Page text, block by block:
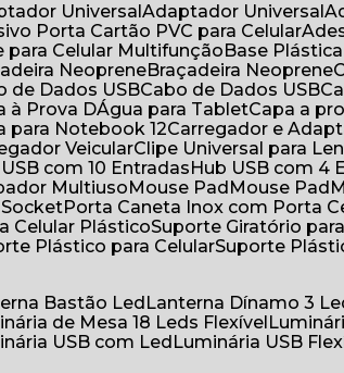
Universal
Adaptador Universal
Porta Cartão PVC para Celular
para Celular Multifunção
Base
Neoprene
Braçadeira Neoprene
de Dados USB
Cabo de Dados USB
à Prova DÁgua para Tablet
Capa a
para Notebook 12
Carregador e
Veicular
Clipe Universal para
USB com 10 Entradas
Hub USB com 4
Multiuso
Mouse Pad Mouse Pad
Socket
Porta Caneta Inox com Porta
Celular Plástico
Suporte Giratório
Plástico para Celular Suporte
Bastão Led
Lanterna Dínamo 3
de Mesa 18 Leds Flexível
USB com Led
Luminária USB